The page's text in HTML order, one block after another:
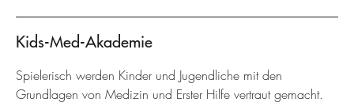
Kids-Med-Akademie
Spielerisch werden Kinder und Jugendliche mit den
Grundlagen von Medizin und Erster Hilfe vertraut gemacht.